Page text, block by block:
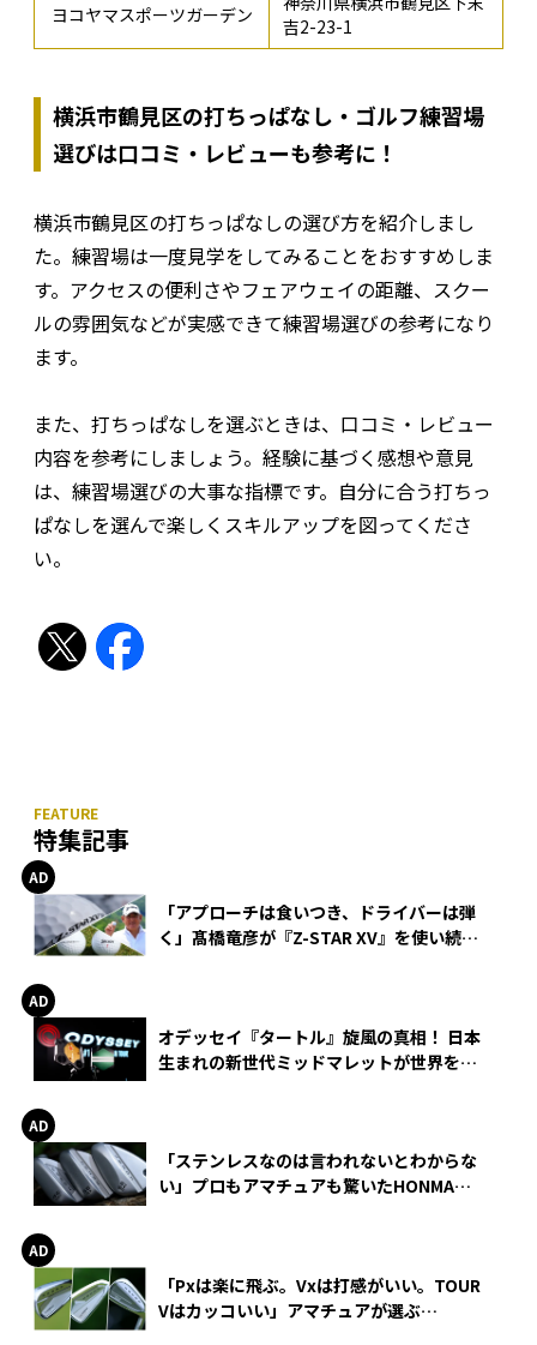
ヨコヤマスポーツガーデン
吉2-23-1
横浜市鶴見区の打ちっぱなし・ゴルフ練習場
選びは口コミ・レビューも参考に！
横浜市鶴見区の打ちっぱなしの選び方を紹介しまし
た。練習場は一度見学をしてみることをおすすめしま
す。アクセスの便利さやフェアウェイの距離、スクー
ルの雰囲気などが実感できて練習場選びの参考になり
ます。
また、打ちっぱなしを選ぶときは、口コミ・レビュー
内容を参考にしましょう。経験に基づく感想や意見
は、練習場選びの大事な指標です。自分に合う打ちっ
ぱなしを選んで楽しくスキルアップを図ってくださ
い。
特集記事
「アプローチは食いつき、ドライバーは弾
く」髙橋竜彦が『Z-STAR XV』を使い続け
オデッセイ『タートル』旋風の真相！ 日本
生まれの新世代ミッドマレットが世界を席
「ステンレスなのは言われないとわからな
い」プロもアマチュアも驚いたHONMA
「Pxは楽に飛ぶ。Vxは打感がいい。TOUR
Vはカッコいい」アマチュアが選ぶ